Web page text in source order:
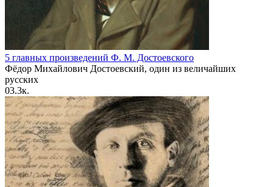
5 главных произведений Ф. М. Достоевского
Фёдор Михайлович Достоевский, один из величайших
русских
03.3к.